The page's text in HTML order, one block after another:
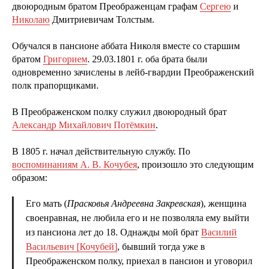
двоюродным братом Преображенцам графам Сергею и
Николаю Дмитриевичам Толстым.
Обучался в пансионе аббата Николя вместе со старшим
братом Григорием. 29.03.1801 г. оба брата были
одновременно зачислены в лейб-гвардии Преображенский
полк прапорщиками.
В Преображенском полку служил двоюродный брат
Александр Михайлович Потёмкин.
В 1805 г. начал действительную службу. По
воспоминаниям А. В. Кочубея, произошло это следующим
образом:
Его мать (Прасковья Андреевна Закревская), женщина
своенравная, не любила его и не позволяла ему выйти
из пансиона лет до 18. Однажды мой брат Василий
Васильевич [Кочубей], бывший тогда уже в
Преображенском полку, приехал в пансион и уговорил